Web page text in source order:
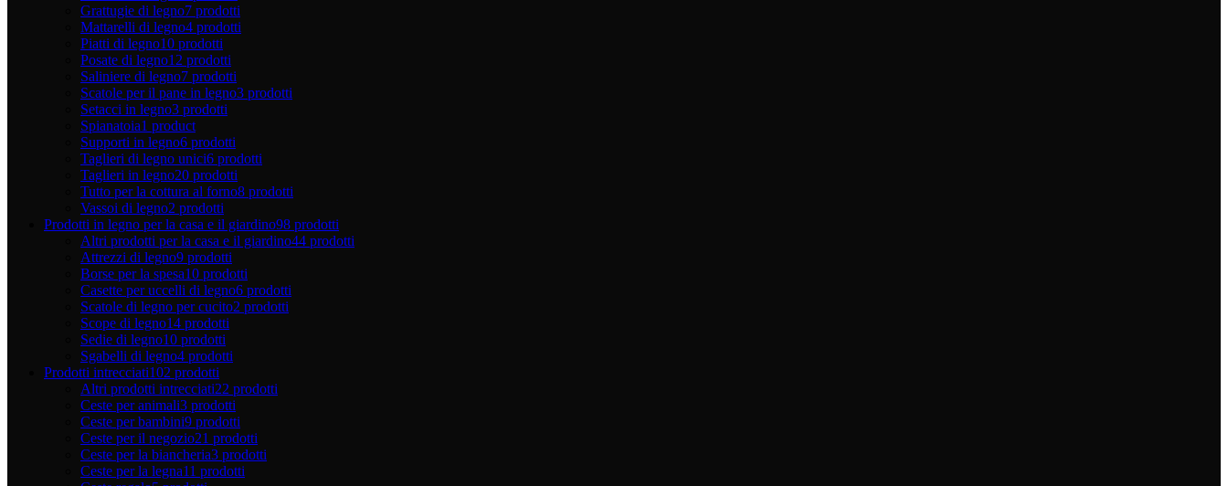
Grattugie di legno7 prodotti
Mattarelli di legno4 prodotti
Piatti di legno10 prodotti
Posate di legno12 prodotti
Saliniere di legno7 prodotti
Scatole per il pane in legno3 prodotti
Setacci in legno3 prodotti
Spianatoia1 product
Supporti in legno6 prodotti
Taglieri di legno unici6 prodotti
Taglieri in legno20 prodotti
Tutto per la cottura al forno8 prodotti
Vassoi di legno2 prodotti
Prodotti in legno per la casa e il giardino98 prodotti
Altri prodotti per la casa e il giardino44 prodotti
Attrezzi di legno9 prodotti
Borse per la spesa10 prodotti
Casette per uccelli di legno6 prodotti
Scatole di legno per cucito2 prodotti
Scope di legno14 prodotti
Sedie di legno10 prodotti
Sgabelli di legno4 prodotti
Prodotti intrecciati102 prodotti
Altri prodotti intrecciati22 prodotti
Ceste per animali3 prodotti
Ceste per bambini9 prodotti
Ceste per il negozio21 prodotti
Ceste per la biancheria3 prodotti
Ceste per la legna11 prodotti